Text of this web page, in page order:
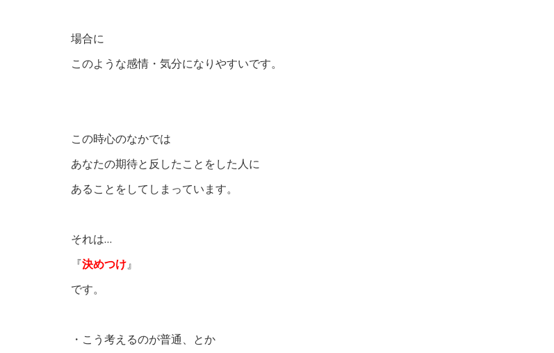
場合に
このような感情・気分になりやすいです。
この時心のなかでは
あなたの期待と反したことをした人に
あることをしてしまっています。
それは…
『決めつけ』
です。
・こう考えるのが普通、とか